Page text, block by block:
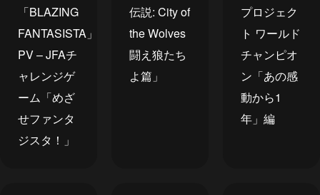
「BLAZING
FANTASISTA」
PV – JFAチ
ャレンジゲ
ーム「めざ
せファンタ
ジスタ！」
伝説: City of
the Wolves
闘え狼たち
よ篇」
プロジェク
ト ワールド
チャンピオ
ン「あの感
動から1
年」編